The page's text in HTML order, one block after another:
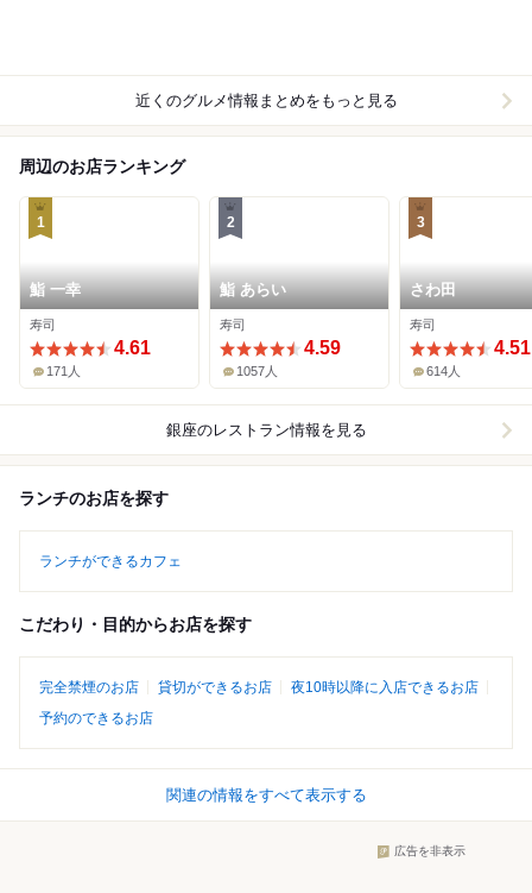
近くのグルメ情報まとめをもっと見る
周辺のお店ランキング
1
鮨 一幸
寿司
4.61
171人
2
鮨 あらい
寿司
4.59
1057人
3
さわ田
寿司
4.51
614人
銀座のレストラン情報を見る
ランチのお店を探す
ランチができるカフェ
こだわり・目的からお店を探す
完全禁煙のお店 貸切ができるお店
夜10時以降に入店できるお店
予約のできるお店
関連の情報をすべて表示する
広告を非表示